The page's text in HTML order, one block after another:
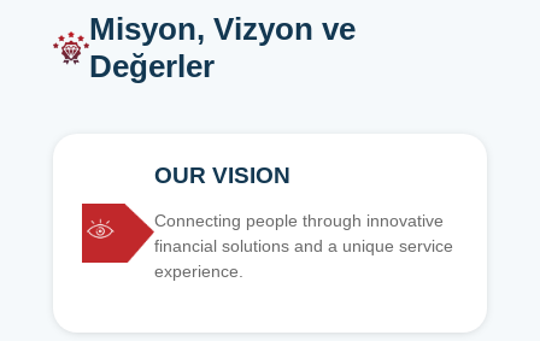
Misyon, Vizyon ve
Değerler
OUR VISION
Connecting people through innovative
financial solutions and a unique service
experience.